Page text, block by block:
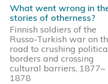
What went wrong in
stories of otherness?
Finnish soldiers of the
Russo-Turkish war on
road to crushing
borders and crossing
cultural barriers, 1877–
1878